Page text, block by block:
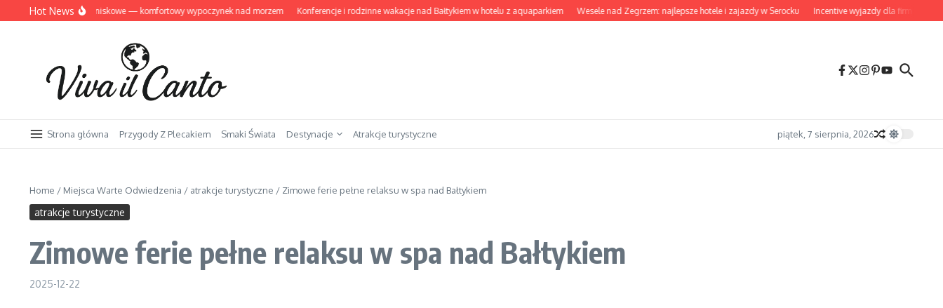
Przejdź do treści
Hot News
domki letniskowe — komfortowy wypoczynek nad morzem Konferencje i rodzinne wakacje nad Bałtykiem w hotelu z aquaparkiem Wesele nad Zegrzem: najlepsze hotele i zajazdy w Serocku Incentive wyjazdy dla firm które
Strona główna Przygody Z Plecakiem Smaki Świata Destynacje Atrakcje turystyczne piątek, 7 sierpnia, 2026
Home / Miejsca Warte Odwiedzenia / atrakcje turystyczne / Zimowe ferie pełne relaksu w spa nad Bałtykiem
atrakcje turystyczne
Zimowe ferie pełne relaksu w spa nad Bałtykiem
2025-12-22